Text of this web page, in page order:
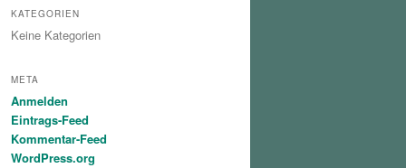
KATEGORIEN
Keine Kategorien
META
Anmelden
Eintrags-Feed
Kommentar-Feed
WordPress.org